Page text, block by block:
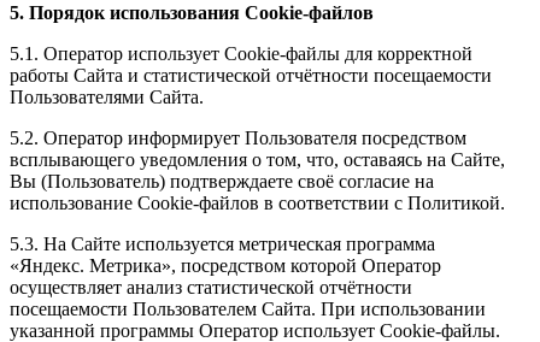
5. Порядок использования Cookie-файлов
5.1. Оператор использует Сookie-файлы для корректной
работы Сайта и статистической отчётности посещаемости
Пользователями Сайта.
5.2. Оператор информирует Пользователя посредством
всплывающего уведомления о том, что, оставаясь на Сайте,
Вы (Пользователь) подтверждаете своё согласие на
использование Cookie⁠-⁠файлов в соответствии с Политикой.
5.3. На Сайте используется метрическая программа
«Яндекс. Метрика», посредством которой Оператор
осуществляет анализ статистической отчётности
посещаемости Пользователем Сайта. При использовании
указанной программы Оператор использует Сookie-файлы.